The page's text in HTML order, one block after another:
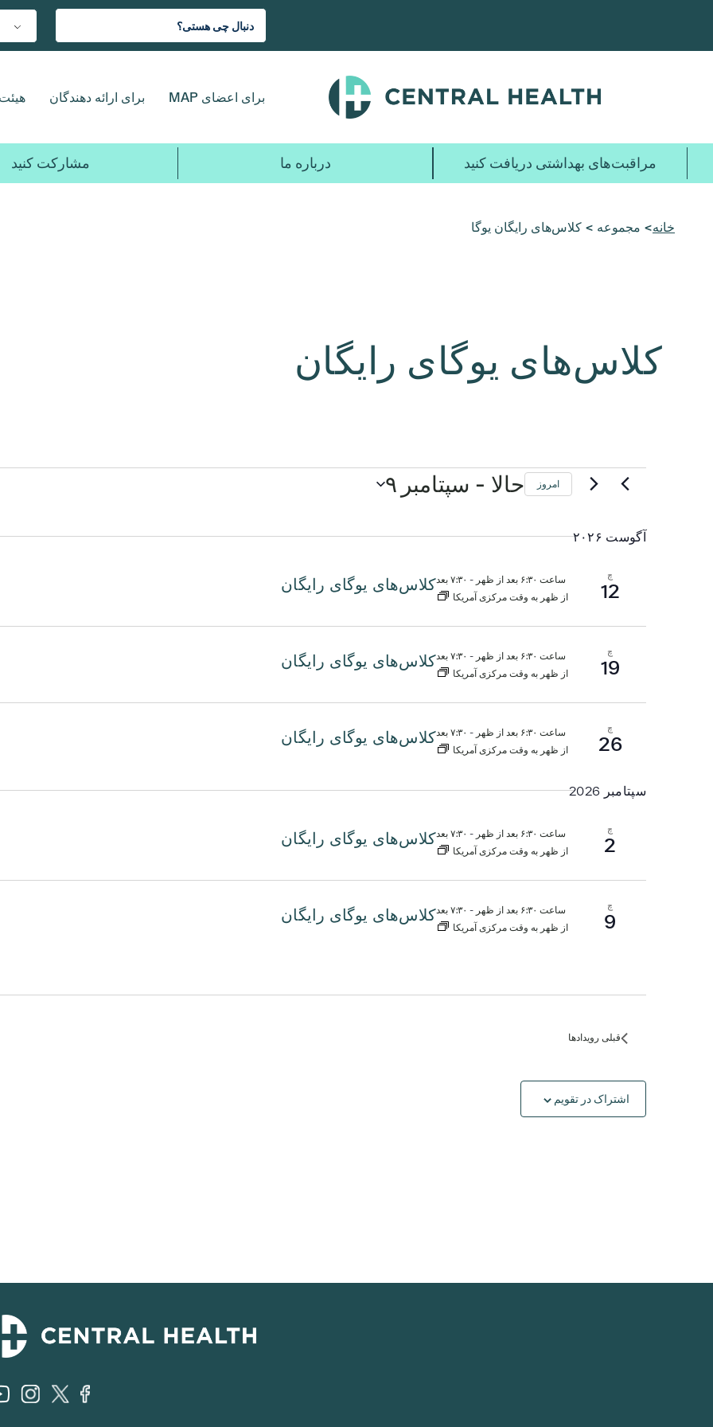
محتوای
برای اعضای MAP برای ارائه دهندگان
مراقبت‌های بهداشتی دریافت کنید درباره ما مشارکت کنید
خانه> مجموعه > کلاس‌های رایگان یوگا
کلاس‌های یوگای رایگان
رویدادها
امروز حالا - سپتامبر ۹
آگوست ۲۰۲۶
چ
12 ساعت ۶:۳۰ بعد از ظهر -
۷:۳۰ بعد
از ظهر به وقت مرکزی آمریکا
کلاس‌های یوگای رایگان
چ
19 ساعت ۶:۳۰ بعد از ظهر -
۷:۳۰ بعد
از ظهر به وقت مرکزی آمریکا
کلاس‌های یوگای رایگان
چ
26 ساعت ۶:۳۰ بعد از ظهر -
۷:۳۰ بعد
از ظهر به وقت مرکزی آمریکا
کلاس‌های یوگای رایگان
سپتامبر 2026
چ
2 ساعت ۶:۳۰ بعد از ظهر -
۷:۳۰ بعد
از ظهر به وقت مرکزی آمریکا
کلاس‌های یوگای رایگان
چ
9 ساعت ۶:۳۰ بعد از ظهر -
۷:۳۰ بعد
از ظهر به وقت مرکزی آمریکا
کلاس‌های یوگای رایگان
قبلی رویدادها
اشتراک در تقویم